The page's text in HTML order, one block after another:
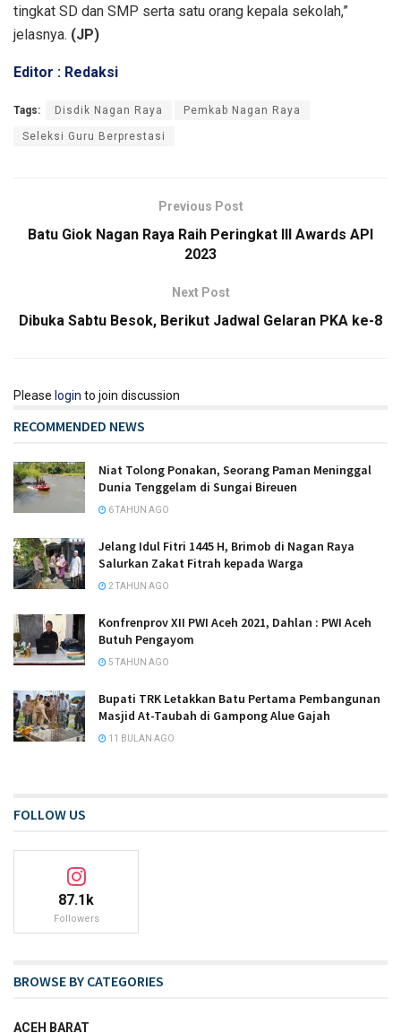
tingkat SD dan SMP serta satu orang kepala sekolah,”
jelasnya. (JP)
Editor : Redaksi
Tags: Disdik Nagan Raya Pemkab Nagan Raya
Seleksi Guru Berprestasi
Previous Post
Batu Giok Nagan Raya Raih Peringkat III Awards API
2023
Next Post
Dibuka Sabtu Besok, Berikut Jadwal Gelaran PKA ke-8
Please login to join discussion
RECOMMENDED NEWS
Niat Tolong Ponakan, Seorang Paman Meninggal
Dunia Tenggelam di Sungai Bireuen
6 TAHUN AGO
Jelang Idul Fitri 1445 H, Brimob di Nagan Raya
Salurkan Zakat Fitrah kepada Warga
2 TAHUN AGO
Konfrenprov XII PWI Aceh 2021, Dahlan : PWI Aceh
Butuh Pengayom
5 TAHUN AGO
Bupati TRK Letakkan Batu Pertama Pembangunan
Masjid At-Taubah di Gampong Alue Gajah
11 BULAN AGO
FOLLOW US
87.1k
Followers
BROWSE BY CATEGORIES
ACEH BARAT